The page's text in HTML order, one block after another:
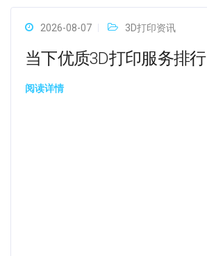
2026-08-07 3D打印资讯
当下优质3D打印服务排行
阅读详情